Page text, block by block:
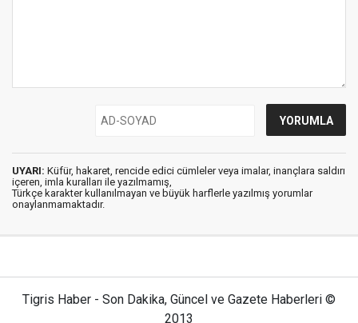
UYARI: Küfür, hakaret, rencide edici cümleler veya imalar, inançlara saldırı
içeren, imla kuralları ile yazılmamış,
Türkçe karakter kullanılmayan ve büyük harflerle yazılmış yorumlar
onaylanmamaktadır.
Tigris Haber - Son Dakika, Güncel ve Gazete Haberleri ©
2013